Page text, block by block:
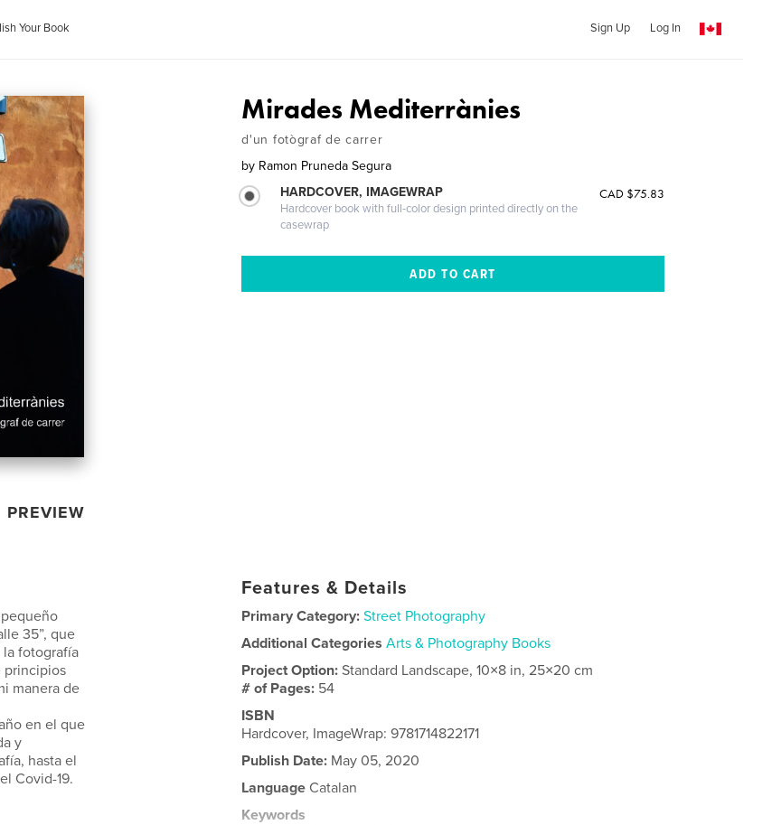
Your Book Sign Up Log In
PREVIEW
Mirades Mediterrànies
d'un fotògraf de carrer
by Ramon Pruneda Segura
HARDCOVER, IMAGEWRAP
Hardcover book with full-color design printed directly on the
casewrap
CAD $75.83
35”, que
la fotografía
principios
manera de
en el que
y
hasta el
Covid-19.
Features & Details
Primary Category: Street Photography
Additional Categories Arts & Photography Books
Project Option:Standard Landscape, 10×8 in, 25×20 cm
# of Pages: 54
ISBN
Hardcover, ImageWrap: 9781714822171
Publish Date: May 05, 2020
Language Catalan
Keywords